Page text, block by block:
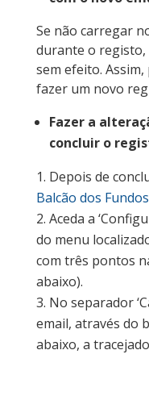
Se não carregar
durante o registo,
sem efeito.
fazer um novo
Fazer a
concluir o
Depois de
Balcão dos Fundos
Aceda a
do menu
com três pontos
abaixo).
No separador
email, através do
abaixo, a